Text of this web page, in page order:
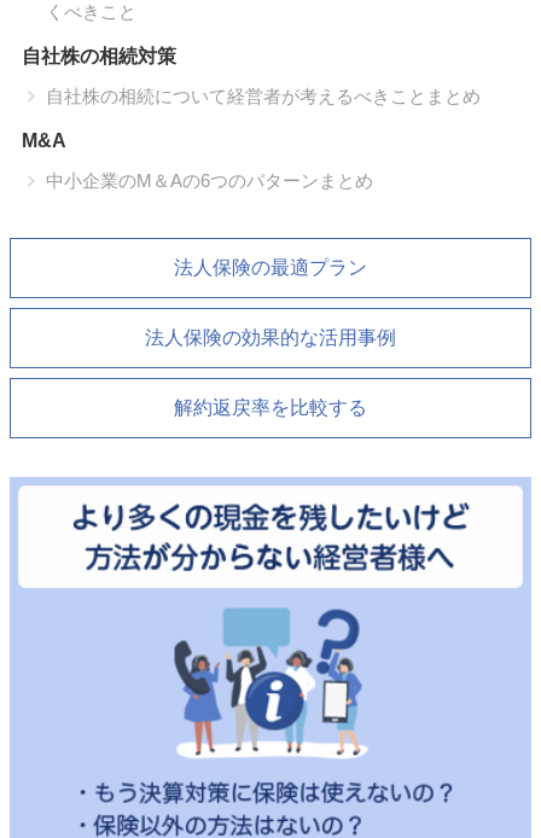
くべきこと
自社株の相続対策
自社株の相続について経営者が考えるべきことまとめ
M&A
中小企業のM＆Aの6つのパターンまとめ
法人保険の最適プラン
法人保険の効果的な活用事例
解約返戻率を比較する